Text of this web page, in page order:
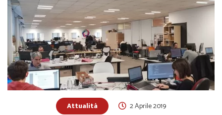
Attualità 2 Aprile 2019